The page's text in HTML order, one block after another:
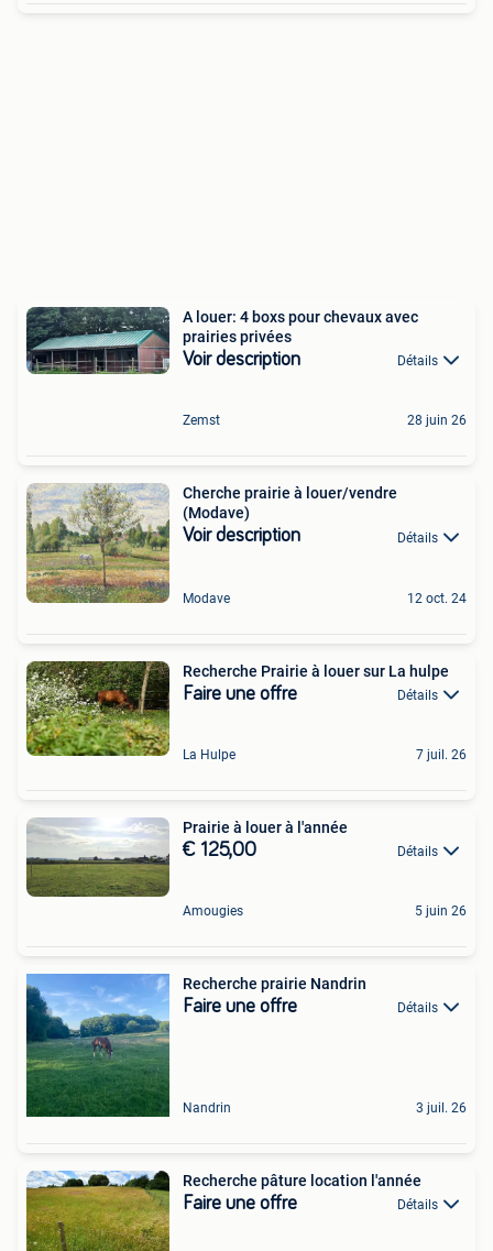
A louer: 4 boxs pour chevaux avec
prairies privées
Voir description Détails
Zemst 28 juin 26
Cherche prairie à louer/vendre
(Modave)
Voir description Détails
Modave 12 oct. 24
Recherche Prairie à louer sur La hulpe
Faire une offre Détails
La Hulpe 7 juil. 26
Prairie à louer à l'année
€ 125,00 Détails
Amougies 5 juin 26
Recherche prairie Nandrin
Faire une offre Détails
Nandrin 3 juil. 26
Recherche pâture location l'année
Faire une offre Détails